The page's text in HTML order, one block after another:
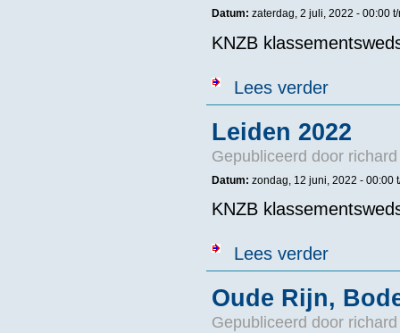
Datum: zaterdag, 2 juli, 2022 - 00:00t/
KNZB
Lees verderover Marina
Leiden 2022
Gepubliceerd door
Datum: zondag, 12 juni, 2022 - 00:00
KNZB
Lees verderover Leiden
Oude Rijn,
Gepubliceerd door